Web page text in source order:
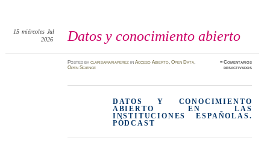
Datos y conocimiento abierto
15 miércoles Jul
2026
Postedbyclarisamariaperez inAcceso Abierto,Open Data,
Open Science
≈Comentarios
desactivadosen
DATOS Y CONOCIMIENTO
ABIERTO EN LAS
INSTITUCIONES ESPAÑOLAS.
PÓDCAST